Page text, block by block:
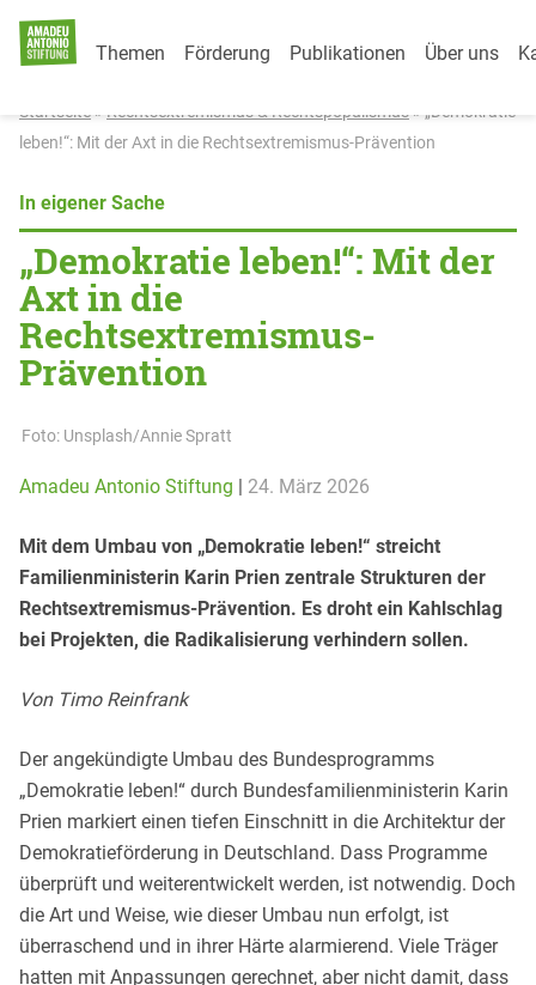
Weiter zum InhaltCategory Menu
Themen Förderung Publikationen Über uns
Startseite» Rechtsextremismus & Rechtspopulismus» „Demokratie
leben!“: Mit der Axt in die Rechtsextremismus-Prävention
In eigener Sache
„Demokratie leben!“: Mit der
Axt in die
Rechtsextremismus-
Prävention
Foto: Unsplash/Annie Spratt
Amadeu Antonio Stiftung | 24. März 2026
Mit dem Umbau von „Demokratie leben!“ streicht
Familienministerin Karin Prien zentrale Strukturen der
Rechtsextremismus-Prävention. Es droht ein Kahlschlag
bei Projekten, die Radikalisierung verhindern sollen.
Von Timo Reinfrank
Der angekündigte Umbau des Bundesprogramms
„Demokratie leben!“ durch Bundesfamilienministerin Karin
Prien markiert einen tiefen Einschnitt in die Architektur der
Demokratieförderung in Deutschland. Dass Programme
überprüft und weiterentwickelt werden, ist notwendig. Doch
die Art und Weise, wie dieser Umbau nun erfolgt, ist
überraschend und in ihrer Härte alarmierend. Viele Träger
hatten mit Anpassungen gerechnet, aber nicht damit, dass